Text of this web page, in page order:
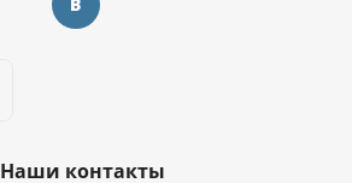
Наши контакты